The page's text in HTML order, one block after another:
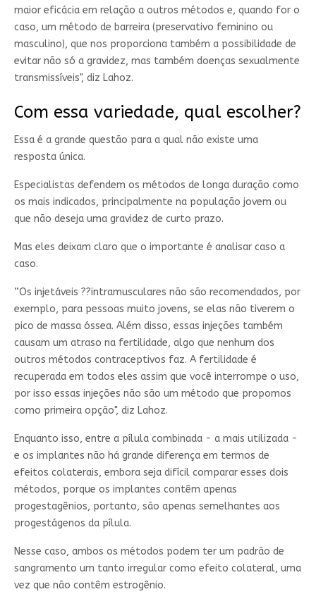
maior eficácia em relação a outros métodos e, quando for o
caso, um método de barreira (preservativo feminino ou
masculino), que nos proporciona também a possibilidade de
evitar não só a gravidez, mas também doenças sexualmente
transmissíveis", diz Lahoz.
Com essa variedade, qual escolher?
Essa é a grande questão para a qual não existe uma
resposta única.
Especialistas defendem os métodos de longa duração como
os mais indicados, principalmente na população jovem ou
que não deseja uma gravidez de curto prazo.
Mas eles deixam claro que o importante é analisar caso a
caso.
“Os injetáveis ??intramusculares não são recomendados, por
exemplo, para pessoas muito jovens, se elas não tiverem o
pico de massa óssea. Além disso, essas injeções também
causam um atraso na fertilidade, algo que nenhum dos
outros métodos contraceptivos faz. A fertilidade é
recuperada em todos eles assim que você interrompe o uso,
por isso essas injeções não são um método que propomos
como primeira opção", diz Lahoz.
Enquanto isso, entre a pílula combinada - a mais utilizada -
e os implantes não há grande diferença em termos de
efeitos colaterais, embora seja difícil comparar esses dois
métodos, porque os implantes contêm apenas
progestagênios, portanto, são apenas semelhantes aos
progestágenos da pílula.
Nesse caso, ambos os métodos podem ter um padrão de
sangramento um tanto irregular como efeito colateral, uma
vez que não contêm estrogênio.